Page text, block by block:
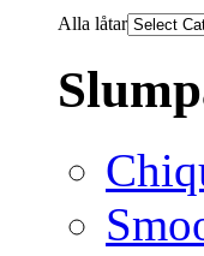
Alla låtar